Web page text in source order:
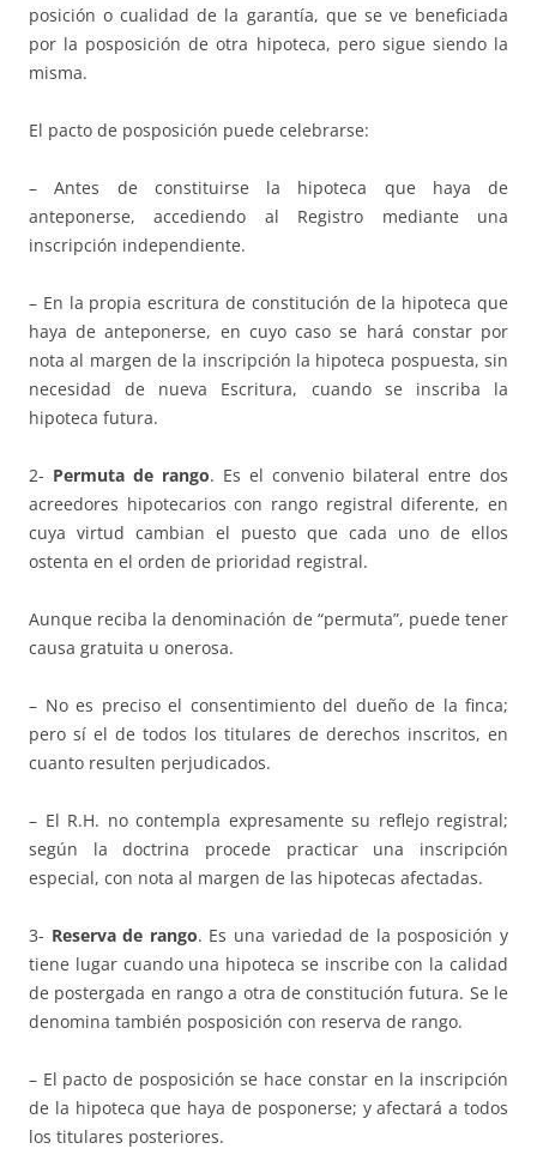
posición o cualidad de la garantía, que se ve beneficiada
por la posposición de otra hipoteca, pero sigue siendo la
misma.
El pacto de posposición puede celebrarse:
– Antes de constituirse la hipoteca que haya de
anteponerse, accediendo al Registro mediante una
inscripción independiente.
– En la propia escritura de constitución de la hipoteca que
haya de anteponerse, en cuyo caso se hará constar por
nota al margen de la inscripción la hipoteca pospuesta, sin
necesidad de nueva Escritura, cuando se inscriba la
hipoteca futura.
2- Permuta de rango. Es el convenio bilateral entre dos
acreedores hipotecarios con rango registral diferente, en
cuya virtud cambian el puesto que cada uno de ellos
ostenta en el orden de prioridad registral.
Aunque reciba la denominación de “permuta”, puede tener
causa gratuita u onerosa.
– No es preciso el consentimiento del dueño de la finca;
pero sí el de todos los titulares de derechos inscritos, en
cuanto resulten perjudicados.
– El R.H. no contempla expresamente su reflejo registral;
según la doctrina procede practicar una inscripción
especial, con nota al margen de las hipotecas afectadas.
3- Reserva de rango. Es una variedad de la posposición y
tiene lugar cuando una hipoteca se inscribe con la calidad
de postergada en rango a otra de constitución futura. Se le
denomina también posposición con reserva de rango.
– El pacto de posposición se hace constar en la inscripción
de la hipoteca que haya de posponerse; y afectará a todos
los titulares posteriores.